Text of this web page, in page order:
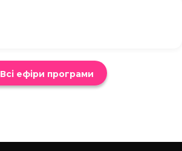
Всі ефіри програми